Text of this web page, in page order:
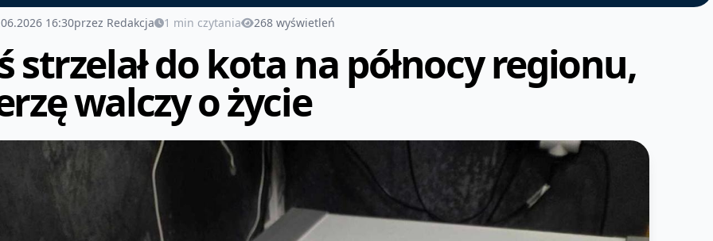
16:30przez Redakcja 1 min czytania 268 wyświetleń
strzelał do kota na północy regionu,
walczy o życie